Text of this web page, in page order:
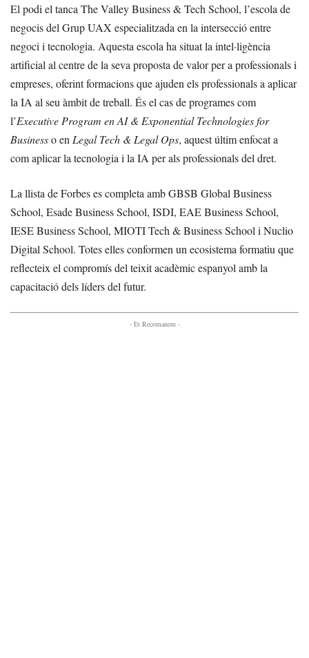
El podi el tanca The Valley Business & Tech School, l’escola de
negocis del Grup UAX especialitzada en la intersecció entre
negoci i tecnologia. Aquesta escola ha situat la intel·ligència
artificial al centre de la seva proposta de valor per a professionals i
empreses, oferint formacions que ajuden els professionals a aplicar
la IA al seu àmbit de treball. És el cas de programes com
l’Executive Program en AI & Exponential Technologies for
Businesso en Legal Tech & Legal Ops, aquest últim enfocat a
com aplicar la tecnologia i la IA per als professionals del dret.
La llista de Forbes es completa amb GBSB Global Business
School, Esade Business School, ISDI, EAE Business School,
IESE Business School, MIOTI Tech & Business School i Nuclio
Digital School. Totes elles conformen un ecosistema formatiu que
reflecteix el compromís del teixit acadèmic espanyol amb la
capacitació dels líders del futur.
- Et Recomanem -